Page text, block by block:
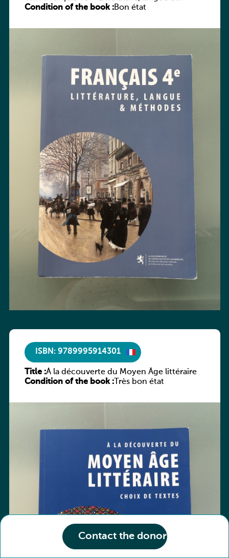
Contact the donor
méthodes
Condition of the book :Bon état
ISBN: 9789995914301
Title :À la découverte du Moyen Âge littéraire
Condition of the book :Très bon état